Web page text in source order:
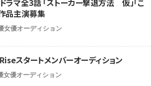
マ全3話 「ストーカー撃退方法 仮」「こ
品主演募集
女優オーディション
スタートメンバーオーディション
優オーディション